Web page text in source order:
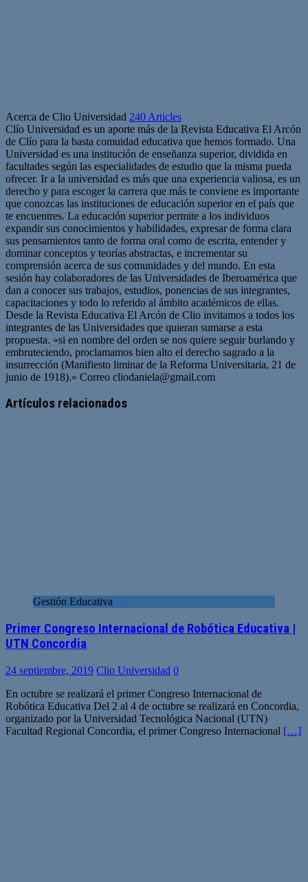
Acerca de Clio Universidad 240 Articles
Clío Universidad es un aporte más de la Revista Educativa El Arcón
de Clío para la basta comuidad educativa que hemos formado. Una
Universidad es una institución de enseñanza superior, dividida en
facultades según las especialidades de estudio que la misma pueda
ofrecer. Ir a la universidad es más que una experiencia valiosa, es un
derecho y para escoger la carrera que más te conviene es importante
que conozcas las instituciones de educación superior en el país que
te encuentres. La educación superior permite a los individuos
expandir sus conocimientos y habilidades, expresar de forma clara
sus pensamientos tanto de forma oral como de escrita, entender y
dominar conceptos y teorías abstractas, e incrementar su
comprensión acerca de sus comunidades y del mundo. En esta
sesión hay colaboradores de las Universidades de Iberoamérica que
dan a conocer sus trabajos, estudios, ponencias de sus integrantes,
capacitaciones y todo lo referido al ámbito académicos de ellas.
Desde la Revista Educativa El Arcón de Clio invitamos a todos los
integrantes de las Universidades que quieran sumarse a esta
propuesta. «si en nombre del orden se nos quiere seguir burlando y
embruteciendo, proclamamos bien alto el derecho sagrado a la
insurrección (Manifiesto liminar de la Reforma Universitaria, 21 de
junio de 1918).» Correo cliodaniela@gmail.com
Artículos relacionados
Gestión Educativa
Primer Congreso Internacional de Robótica Educativa |
UTN Concordia
24 septiembre, 2019 Clio Universidad 0
En octubre se realizará el primer Congreso Internacional de
Robótica Educativa Del 2 al 4 de octubre se realizará en Concordia,
organizado por la Universidad Tecnológica Nacional (UTN)
Facultad Regional Concordia, el primer Congreso Internacional […]